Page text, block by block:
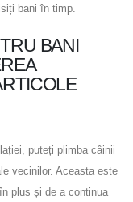
bani în timp.
BANI
puteți plimba câinii
vecinilor. Aceasta este
plus și de a continua